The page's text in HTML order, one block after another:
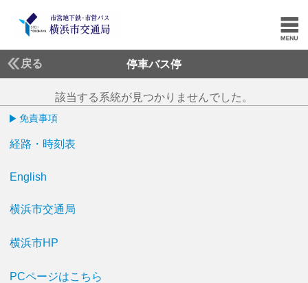
戻る 停車バス停
該当する系統が見つかりませんでした。
免責事項
経路・時刻表
English
横浜市交通局
横浜市HP
PCページはこちら